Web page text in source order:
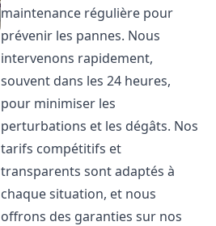
maintenance régulière pour
prévenir les pannes. Nous
intervenons rapidement,
souvent dans les 24 heures,
pour minimiser les
perturbations et les dégâts. Nos
tarifs compétitifs et
transparents sont adaptés à
chaque situation, et nous
offrons des garanties sur nos